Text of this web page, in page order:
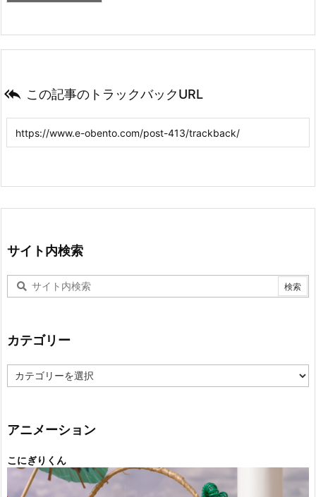
 この記事のトラックバックURL
サイト内検索
カテゴリー
テ
ー
アニメーション
こにぎりくん